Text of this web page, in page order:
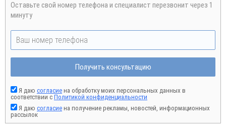
Оставьте свой номер телефона и специалист перезвонит через 1
минуту
Получить консультацию
Я даю согласие на обработку моих персональных данных в
соответствии с Политикой конфиденциальности
Я даю согласие на получение рекламы, новостей, информационных
рассылок